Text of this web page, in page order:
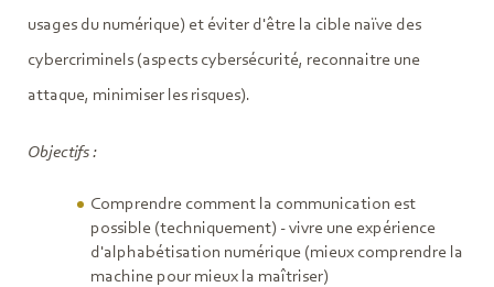
usages du numérique) et éviter d'être la cible naïve des
cybercriminels (aspects cybersécurité, reconnaitre une
attaque, minimiser les risques).
Objectifs :
Comprendre comment la communication est
possible (techniquement) - vivre une expérience
d'alphabétisation numérique (mieux comprendre la
machine pour mieux la maîtriser)